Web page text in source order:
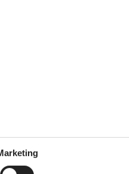
Ferienhaus verfügt über
mit guten Geschäften und der
Garten